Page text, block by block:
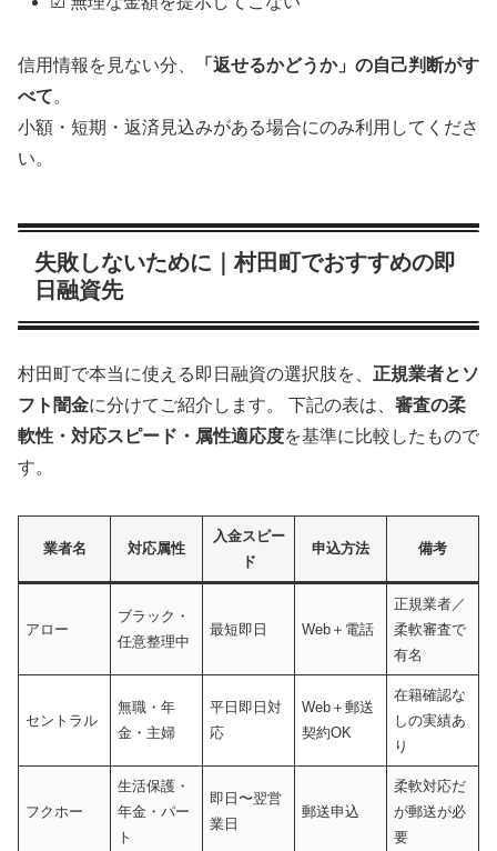
信用情報を見ない分、
「返せるかどうか」の自己判断がす
べて。
小額・短期・返済見込みがある場合にのみ利用してくださ
い。
失敗しないために｜村田町でおすすめの即
日融資先
村田町で本当に使える即日融資の選択肢を、 正規業者とソ
フト闇金に分けてご紹介します。 下記の表は、 審査の柔
軟性・対応スピード・属性適応度を基準に比較したもので
す。
業者名 対応属性
入金スピー
ド
申込方法 備考
アロー
ブラック・
任意整理中
最短即日 Web＋電話
正規業者／
柔軟審査で
有名
セントラル
無職・年
金・主婦
平日即日対
応
Web＋郵送
契約OK
在籍確認な
しの実績あ
り
フクホー
生活保護・
年金・パー
ト
即日〜翌営
業日
郵送申込
柔軟対応だ
が郵送が必
要